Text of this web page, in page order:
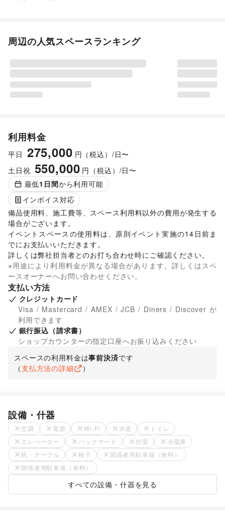
周辺の人気スペースランキング
利用料金
平日 275,000 円（税込）/日〜
土日祝 550,000 円（税込）/日〜
最低1 日間から利用可能
インボイス対応
備品使用料、施工費等、スペース利用料以外の費用が発生する
場合がございます。
イベントスペースの使用料は、原則イベント実施の14日前ま
でにお支払いいただきます。
詳しくは弊社担当者とのお打ち合わせ時にご確認ください。
※用途により利用料金が異なる場合があります。詳しくはスペ
ースオーナーへお問い合わせください。
支払い方法
クレジットカード
Visa / Mastercard / AMEX / JCB / Diners / Discover が
利用できます
銀行振込（請求書）
ショップカウンターの指定口座へお振り込みください
スペースの利用料金は事前決済です
（支払方法の詳細 ）
設備・什器
空調 電源 Wi-Fi 水道
トイレ
エレベーター
バックヤード 控室
冷蔵庫
机・テーブル
椅子
関係者用駐車場（無料）
関係者用駐車場（有料）
すべての設備・什器を見る